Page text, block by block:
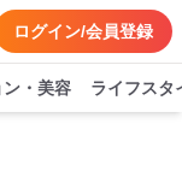
ログイン/会員登録
・美容 ライフスタ